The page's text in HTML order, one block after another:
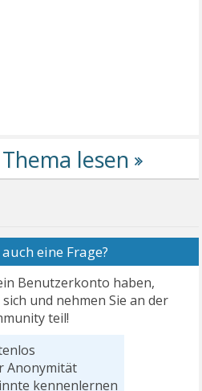
eine Frage?
Benutzerkonto haben,
sich und nehmen Sie an der
teil!
Anonymität
kennenlernen